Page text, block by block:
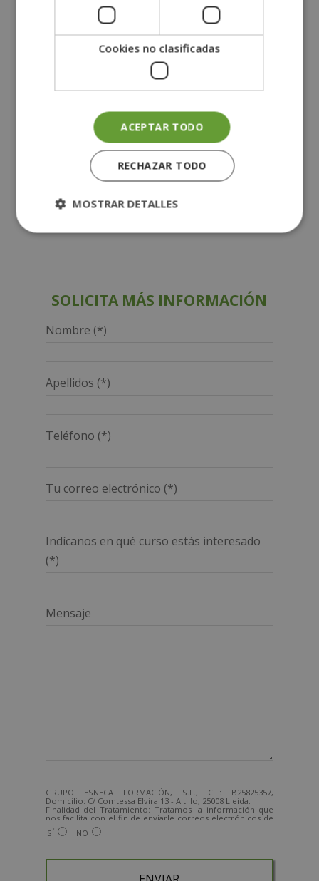
contienen menos calorías y te harán pasar el
antojo.
¡Si sigues estos consejos pasará el verano y tu
cuerpo no lo habrá notado! ¿Quieres ampliar
tus conocimientos sobre dietas equilibradas?
Descubre nuestroMáster experto en Dietas
Equilibradas + Máster en Coaching
SOLICITA MÁS INFORMACIÓN
Nombre (*)
Apellidos (*)
Teléfono (*)
Tu correo electrónico (*)
Indícanos en qué curso estás interesado
(*)
Mensaje
GRUPO ESNECA FORMACIÓN, S.L., CIF: B25825357,
Domicilio: C/ Comtessa Elvira 13 - Altillo, 25008 Lleida.
Finalidad del Tratamiento: Tratamos la información que
nos facilita con el fin de enviarle correos electrónicos de
tipo comercial relacionado con los productos ofrecidos y
otros tipo de productos que fueran de su interés.
Derechos: Puede ejercitar sus derechos identificándose
admin@grupoesneca.com.
SÍ NO
Cookies no clasificadas
ACEPTAR TODO
RECHAZAR TODO
MOSTRAR DETALLES